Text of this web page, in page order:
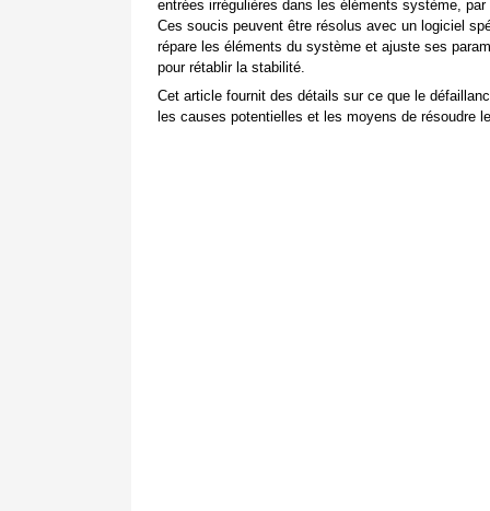
entrées irrégulières dans les éléments système, par
Ces soucis peuvent être résolus avec un logiciel
répare les éléments du système et ajuste ses
pour rétablir la stabilité.
Cet article fournit des détails sur ce que le
les causes potentielles et les moyens de résoudre
Une fois le téléchargement terminé, cliquez sur
le lien du fichier téléchargé